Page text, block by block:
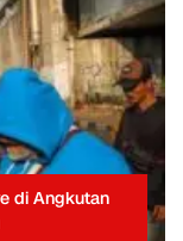
di Angkutan